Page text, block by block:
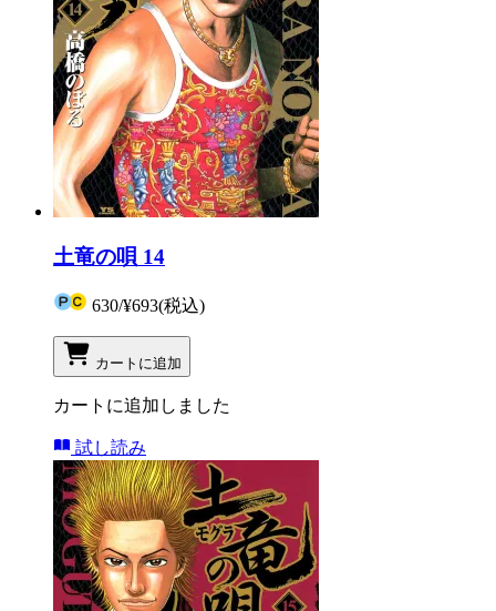
土竜の唄 14
630/¥693(税込)
カートに追加
カートに追加しました
試し読み